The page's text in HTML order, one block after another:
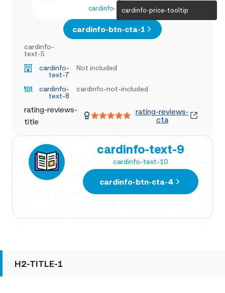
cardinfo-price-tooltip
cardinfo-text-4
cardinfo-btn-cta-1
cardinfo-
text-5
cardinfo-
text-7
Not included
cardinfo-
text-8
cardinfo-not-included
rating-reviews-
title
rating-reviews-
cta
cardinfo-text-9
cardinfo-text-10
cardinfo-btn-cta-4
H2-TITLE-1